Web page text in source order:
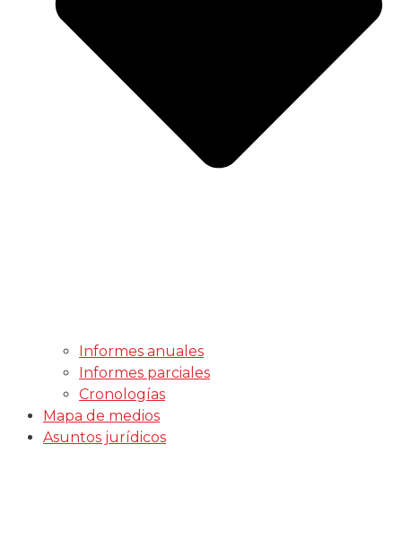
Informes anuales
Informes parciales
Cronologías
Mapa de medios
Asuntos jurídicos